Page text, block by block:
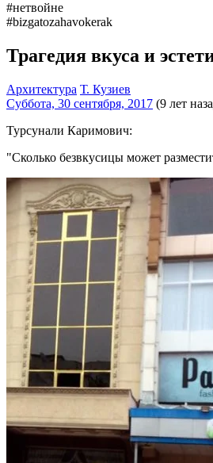
#нетвойне
#bizgatozahavokerak
Трагедия вкуса и
Архитектура Т. Кузиев
Суббота, 30 сентября, 2017 (9 лет
Турсунали Каримович:
Сколько безвкусицы может